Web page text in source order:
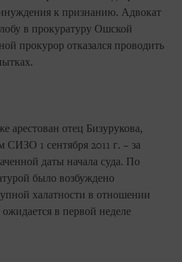
к признанию. Адвокат
в прокуратуру Ошской
прокурор отказался проводить
арестован отец Бизурукова,
1 сентября 2011 г. – за
даты начала суда. По
было возбуждено
халатности в отношении
в первой неделе